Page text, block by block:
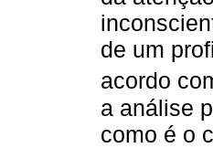
de um
acordo
a análise
como é o